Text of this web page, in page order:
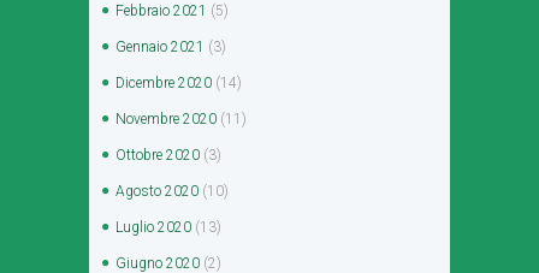
Febbraio 2021 (5)
Gennaio 2021 (3)
Dicembre 2020 (14)
Novembre 2020 (11)
Ottobre 2020 (3)
Agosto 2020 (10)
Luglio 2020 (13)
Giugno 2020 (2)